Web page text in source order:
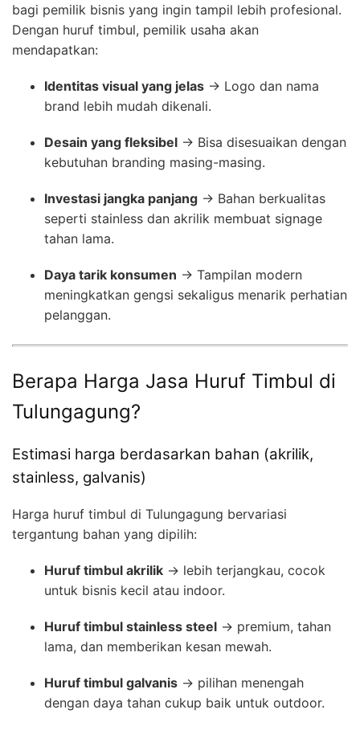
bagi pemilik bisnis yang ingin tampil lebih profesional.
Dengan huruf timbul, pemilik usaha akan
mendapatkan:
Identitas visual yang jelas → Logo dan nama
brand lebih mudah dikenali.
Desain yang fleksibel → Bisa disesuaikan dengan
kebutuhan branding masing-masing.
Investasi jangka panjang → Bahan berkualitas
seperti stainless dan akrilik membuat signage
tahan lama.
Daya tarik konsumen → Tampilan modern
meningkatkan gengsi sekaligus menarik perhatian
pelanggan.
Berapa Harga Jasa Huruf Timbul di
Tulungagung?
Estimasi harga berdasarkan bahan (akrilik,
stainless, galvanis)
Harga huruf timbul di Tulungagung bervariasi
tergantung bahan yang dipilih:
Huruf timbul akrilik → lebih terjangkau, cocok
untuk bisnis kecil atau indoor.
Huruf timbul stainless steel → premium, tahan
lama, dan memberikan kesan mewah.
Huruf timbul galvanis → pilihan menengah
dengan daya tahan cukup baik untuk outdoor.